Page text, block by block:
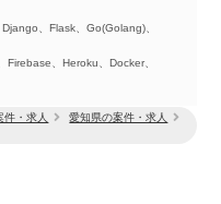
件・求人
愛知県の案件・求人
、Flask、Go(Golang)、
、Heroku、Docker、